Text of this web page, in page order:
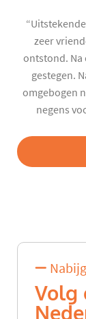
zeer
ontstond. Na
gestegen.
omgebogen
negens
Volg